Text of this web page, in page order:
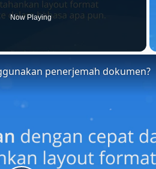
Now Playing
penerjemah dokumen?